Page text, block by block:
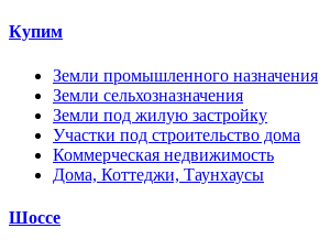
Купим
Земли промышленного назначения
Земли сельхозназначения
Земли под жилую застройку
Участки под строительство дома
Коммерческая недвижимость
Дома, Коттеджи, Таунхаусы
Шоссе